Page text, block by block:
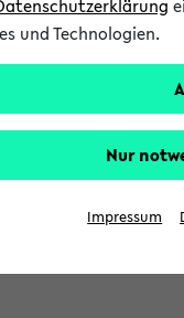
in
und Technologien.
Nur
Impressum